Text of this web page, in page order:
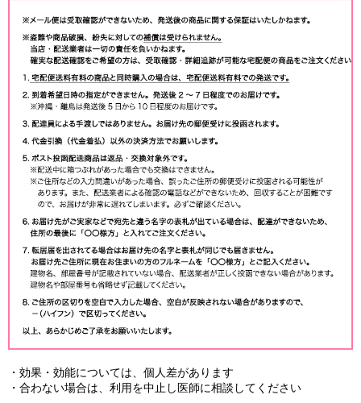
・効果・効能については、個人差があります
・合わない場合は、利用を中止し医師に相談してください